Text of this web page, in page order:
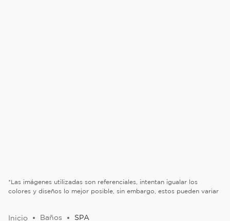
*Las imágenes utilizadas son referenciales, intentan igualar los
colores y diseños lo mejor posible, sin embargo, estos pueden variar
Baños SPA